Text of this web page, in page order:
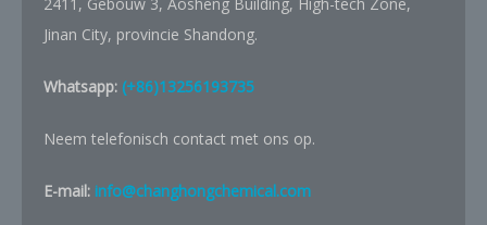
2411, Gebouw 3, Aosheng Building, High-tech Zone,
Jinan City, provincie Shandong.
Whatsapp: (+86)13256193735
Neem telefonisch contact met ons op.
E-mail: info@changhongchemical.com